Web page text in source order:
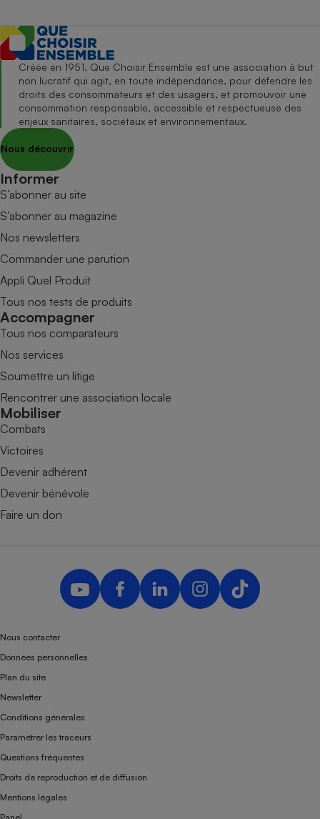
Créée en 1951, Que Choisir Ensemble est une association à but
non lucratif qui agit, en toute indépendance, pour défendre les
droits des consommateurs et des usagers, et promouvoir une
consommation responsable, accessible et respectueuse des
enjeux sanitaires, sociétaux et environnementaux.
Nous découvrir
Informer
S’abonner au site
S’abonner au magazine
Nos newsletters
Commander une parution
Appli Quel Produit
Tous nos tests de produits
Accompagner
Tous nos comparateurs
Nos services
Soumettre un litige
Rencontrer une association locale
Mobiliser
Combats
Victoires
Devenir adhérent
Devenir bénévole
Faire un don
Nous contacter
Données personnelles
Plan du site
Newsletter
Conditions générales
Paramétrer les traceurs
Questions fréquentes
Droits de reproduction et de diffusion
Mentions légales